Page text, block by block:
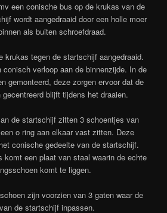
een conische bus op de krukas van de
wordt aangedraaid door een holle moer
als buiten schroefdraad.
krukas tegen de startschijf aangedraaid.
verloop aan de binnenzijde. In de
gemonteerd, deze zorgen ervoor dat de
blijft tijdens het draaien.
de startschijf zitten 3 schoentjes van
o ring aan elkaar vast zitten. Deze
conische gedeelte van de startschijf.
komt een plaat van staal waarin de echte
komt te liggen.
zijn voorzien van 3 gaten waar de
de startschijf inpassen.